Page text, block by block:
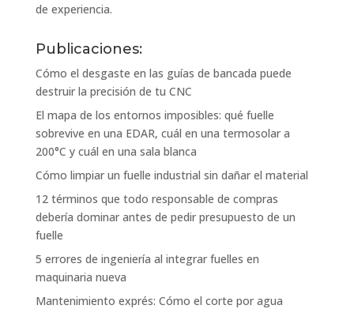
de experiencia.
Publicaciones:
Cómo el desgaste en las guías de bancada puede
destruir la precisión de tu CNC
El mapa de los entornos imposibles: qué fuelle
sobrevive en una EDAR, cuál en una termosolar a
200°C y cuál en una sala blanca
Cómo limpiar un fuelle industrial sin dañar el material
12 términos que todo responsable de compras
debería dominar antes de pedir presupuesto de un
fuelle
5 errores de ingeniería al integrar fuelles en
maquinaria nueva
Mantenimiento exprés: Cómo el corte por agua